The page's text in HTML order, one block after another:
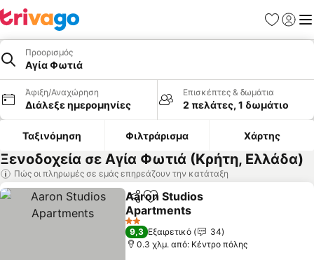
Προορισμός
Αγία Φωτιά
Άφιξη/Αναχώρηση
Διάλεξε ημερομηνίες
Επισκέπτες & δωμάτια
2 πελάτες, 1 δωμάτιο
Ταξινόμηση Φιλτράρισμα Χάρτης
Ξενοδοχεία σε Αγία Φωτιά (Κρήτη, Ελλάδα)
Πώς οι πληρωμές σε εμάς επηρεάζουν την κατάταξη
Κοινοποίηση
Προσθήκη στα αγαπημένα
Aaron Studios
Apartments
2 Αστέρια
9,3 Εξαιρετικό
34
0.3 χλμ. από: Κέντρο πόλης